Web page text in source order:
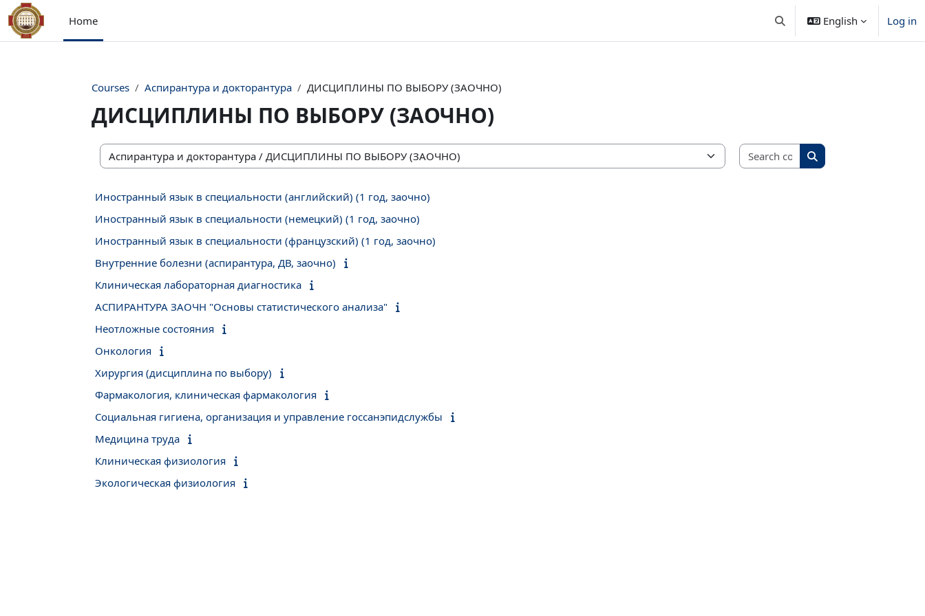
Skip to main content
Home
Toggle search input
English Log in
Courses Аспирантура и докторантура ДИСЦИПЛИНЫ ПО ВЫБОРУ (ЗАОЧНО)
ДИСЦИПЛИНЫ ПО ВЫБОРУ (ЗАОЧНО)
Course categories
Search courses
Search courses
Иностранный язык в специальности (английский) (1 год, заочно)
Иностранный язык в специальности (немецкий) (1 год, заочно)
Иностранный язык в специальности (французский) (1 год, заочно)
Внутренние болезни (аспирантура, ДВ, заочно)
Клиническая лабораторная диагностика
АСПИРАНТУРА ЗАОЧН "Основы статистического анализа"
Неотложные состояния
Онкология
Хирургия (дисциплина по выбору)
Фармакология, клиническая фармакология
Социальная гигиена, организация и управление госсанэпидслужбы
Медицина труда
Клиническая физиология
Экологическая физиология